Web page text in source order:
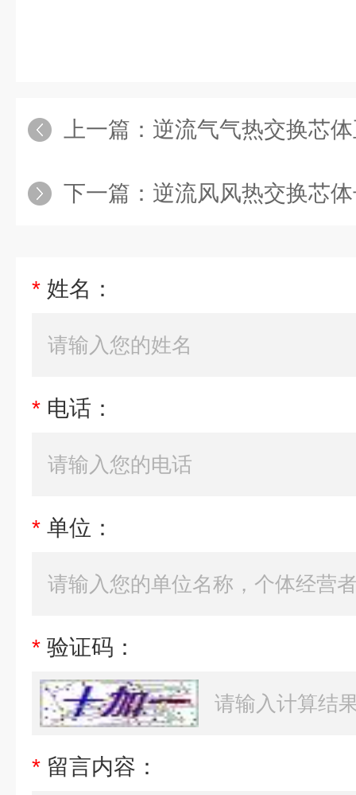
上一篇： 逆流气气热交换芯
下一篇： 逆流风风热交换芯
* 姓名：
* 电话：
* 单位：
* 验证码：
* 留言内容：